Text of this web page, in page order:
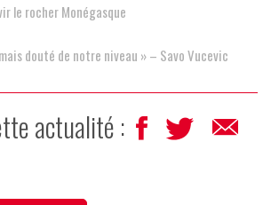
le rocher Monégasque
douté de notre niveau » – Savo Vucevic
actualité :